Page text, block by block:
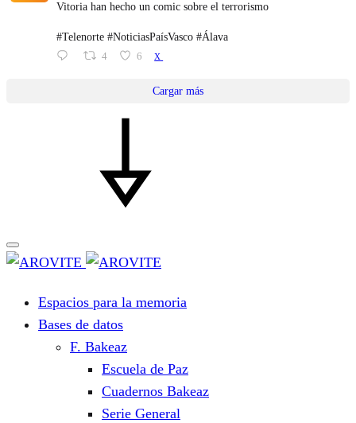
Vitoria han hecho un comic sobre el terrorismo
#Telenorte #NoticiasPaísVasco #Álava
4 6 X
Cargar más
Espacios para la memoria
Bases de datos
F. Bakeaz
Escuela de Paz
Cuadernos Bakeaz
Serie General